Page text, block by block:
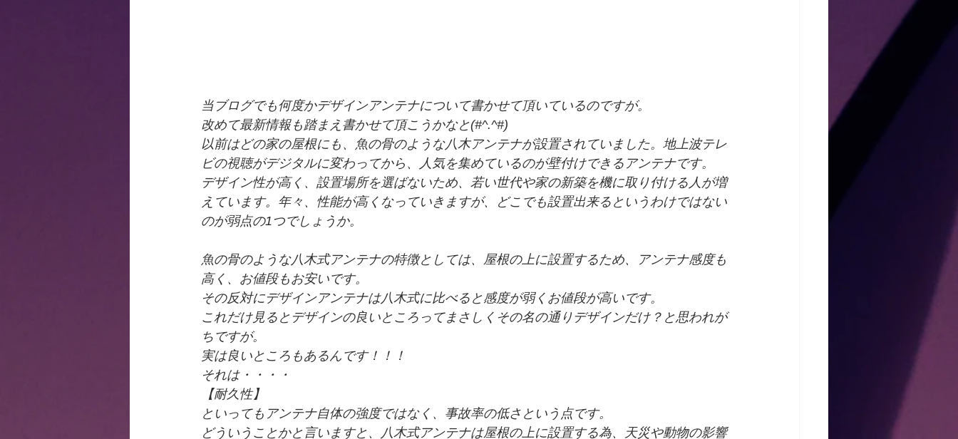
当ブログでも何度かデザインアンテナについて書かせて頂いているのですが。
改めて最新情報も踏まえ書かせて頂こうかなと(#^.^#)
以前はどの家の屋根にも、魚の骨のような八木アンテナが設置されていました。地上波テレ
ビの視聴がデジタルに変わってから、人気を集めているのが壁付けできるアンテナです。
デザイン性が高く、設置場所を選ばないため、若い世代や家の新築を機に取り付ける人が増
えています。年々、性能が高くなっていきますが、どこでも設置出来るというわけではない
のが弱点の1つでしょうか。
魚の骨のような八木式アンテナの特徴としては、屋根の上に設置するため、アンテナ感度も
高く、お値段もお安いです。
その反対にデザインアンテナは八木式に比べると感度が弱くお値段が高いです。
これだけ見るとデザインの良いところってまさしくその名の通りデザインだけ？と思われが
ちですが。
実は良いところもあるんです！！！
それは・・・・
【耐久性】
といってもアンテナ自体の強度ではなく、事故率の低さという点です。
どういうことかと言いますと、八木式アンテナは屋根の上に設置する為、天災や動物の影響